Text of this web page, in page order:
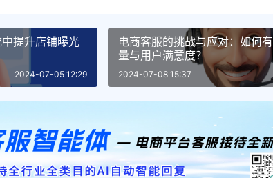
提升店铺曝光
2024-07-05 12:29
电商客服的挑战与应对：如何
量与用户满意度？
2024-07-08 15:37